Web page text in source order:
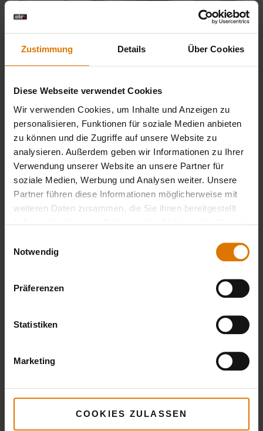
Zustimmung Details Über Cookies
Diese Webseite verwendet Cookies
Wir verwenden Cookies, um Inhalte und Anzeigen zu
personalisieren, Funktionen für soziale Medien anbieten
zu können und die Zugriffe auf unsere Website zu
analysieren. Außerdem geben wir Informationen zu Ihrer
Verwendung unserer Website an unsere Partner für
soziale Medien, Werbung und Analysen weiter. Unsere
Partner führen diese Informationen möglicherweise mit
weiteren Daten zusammen, die Sie ihnen bereitgestellt
Notwendig
Präferenzen
Statistiken
Marketing
COOKIES ZULASSEN
Knuspriges Grill-Lachsfilet von Jamie Oliver
Heiss geräucherte Makrele von Jamie Oliver